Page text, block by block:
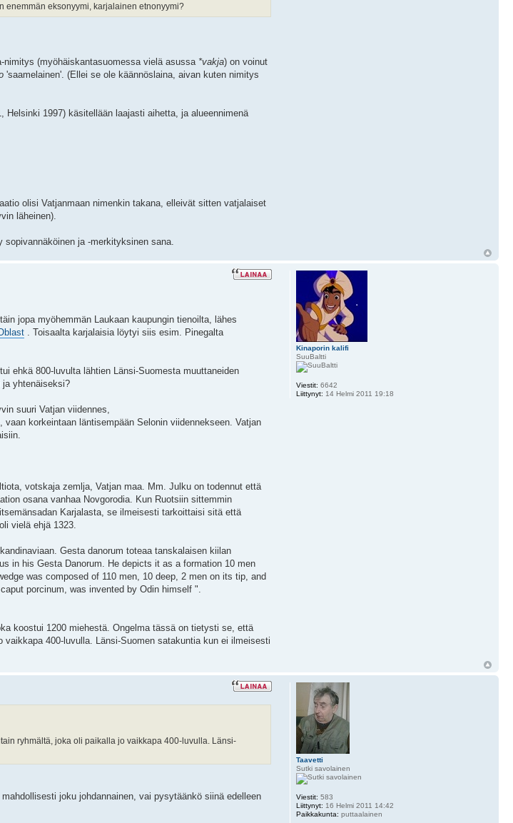
enemmän eksonyymi, karjalainen etnonyymi?
(myöhäiskantasuomessa vielä asussa *vakja) on voinut
'saamelainen'. (Ellei se ole käännöslaina, aivan kuten nimitys
Helsinki 1997) käsitellään laajasti aihetta, ja alueennimenä
olisi Vatjanmaan nimenkin takana, elleivät sitten vatjalaiset
läheinen).
ja -merkityksinen sana.
jopa myöhemmän Laukaan kaupungin tienoilta, lähes
. Toisaalta karjalaisia löytyi siis esim. Pinegalta
ehkä 800-luvulta lähtien Länsi-Suomesta muuttaneiden
ja yhtenäiseksi?
suuri Vatjan viidennes,
korkeintaan läntisempään Selonin viidennekseen. Vatjan
votskaja zemlja, Vatjan maa. Mm. Julku on todennut että
osana vanhaa Novgorodia. Kun Ruotsiin sittemmin
Karjalasta, se ilmeisesti tarkoittaisi sitä että
vielä ehjä 1323.
Gesta danorum toteaa tanskalaisen kiilan
in his Gesta Danorum. He depicts it as a formation 10 men
was composed of 110 men, 10 deep, 2 men on its tip, and
porcinum, was invented by Odin himself ".
koostui 1200 miehestä. Ongelma tässä on tietysti se, että
400-luvulla. Länsi-Suomen satakuntia kun ei ilmeisesti
Kinaporin kalifi
SuuBaltti
Viestit: 6642
Liittynyt: 14 Helmi 2011 19:18
ryhmältä, joka oli paikalla jo vaikkapa 400-luvulla. Länsi-
joku johdannainen, vai pysytäänkö siinä edelleen
Taavetti
Sutki savolainen
Viestit: 583
Liittynyt: 16 Helmi 2011 14:42
Paikkakunta: puttaalainen